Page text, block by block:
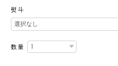
熨斗
数量